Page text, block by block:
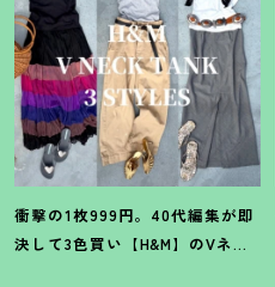
衝撃の1枚999円。40代編集が即
決して3色買い【H&M】のVネッ